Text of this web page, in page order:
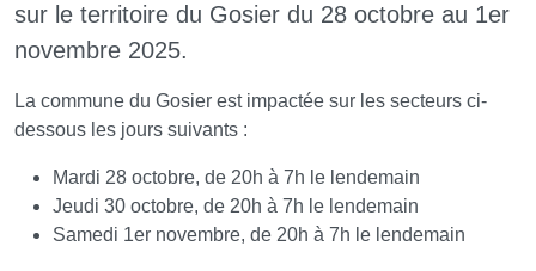
sur le territoire du Gosier du 28 octobre au 1er
novembre 2025.
La commune du Gosier est impactée sur les secteurs ci-
dessous les jours suivants :
Mardi 28 octobre, de 20h à 7h le lendemain
Jeudi 30 octobre, de 20h à 7h le lendemain
Samedi 1er novembre, de 20h à 7h le lendemain